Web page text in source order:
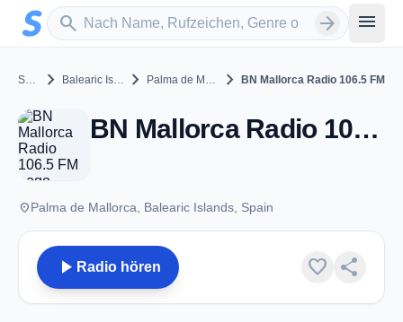
Zum Hauptinhalt springen
search
Sender suchen arrow_forward menu
Spain chevron_right Balearic Islands chevron_right Palma de Mallorca chevron_right BN Mallorca Radio 106.5 FM
BN Mallorca Radio 106.5 FM - FM 106.5 - Palma de Mallorca
placePalma de Mallorca, Balearic Islands, Spain
play_arrow Radio hören favorite share